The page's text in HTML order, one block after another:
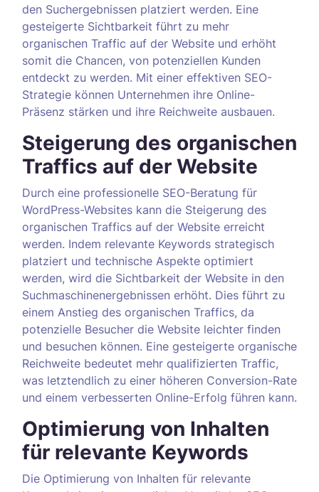
den Suchergebnissen platziert werden. Eine
gesteigerte Sichtbarkeit führt zu mehr
organischen Traffic auf der Website und erhöht
somit die Chancen, von potenziellen Kunden
entdeckt zu werden. Mit einer effektiven SEO-
Strategie können Unternehmen ihre Online-
Präsenz stärken und ihre Reichweite ausbauen.
Steigerung des organischen
Traffics auf der Website
Durch eine professionelle SEO-Beratung für
WordPress-Websites kann die Steigerung des
organischen Traffics auf der Website erreicht
werden. Indem relevante Keywords strategisch
platziert und technische Aspekte optimiert
werden, wird die Sichtbarkeit der Website in den
Suchmaschinenergebnissen erhöht. Dies führt zu
einem Anstieg des organischen Traffics, da
potenzielle Besucher die Website leichter finden
und besuchen können. Eine gesteigerte organische
Reichweite bedeutet mehr qualifizierten Traffic,
was letztendlich zu einer höheren Conversion-Rate
und einem verbesserten Online-Erfolg führen kann.
Optimierung von Inhalten
für relevante Keywords
Die Optimierung von Inhalten für relevante